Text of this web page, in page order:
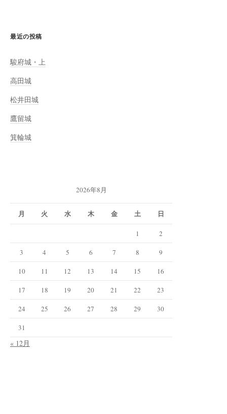
最近の投稿
駿府城・上
高田城
松井田城
鷹留城
箕輪城
2026年8月
月 火 水 木 金 土 日
1 2
3 4 5 6 7 8 9
10 11 12 13 14 15 16
17 18 19 20 21 22 23
24 25 26 27 28 29 30
31
« 12月